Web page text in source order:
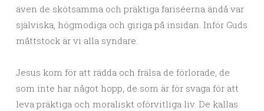
även de skötsamma och präktiga fariséerna ändå var
själviska, högmodiga och giriga på insidan. Inför Guds
måttstock är vi alla syndare.
Jesus kom för att rädda och frälsa de förlorade, de
som inte har något hopp, de som är för svaga för att
leva präktiga och moraliskt oförvitliga liv. De kallas